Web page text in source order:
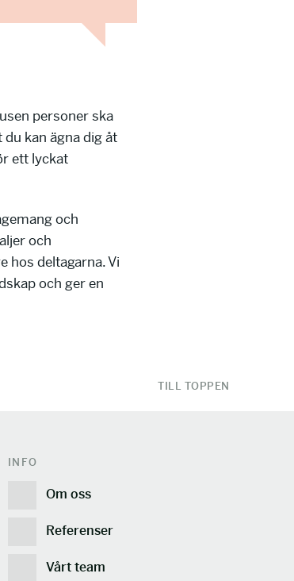
personer ska
kan ägna dig åt
ett lyckat
och
och
hos deltagarna. Vi
och ger en
TILL TOPPEN
INFO
Om oss
Referenser
Vårt team